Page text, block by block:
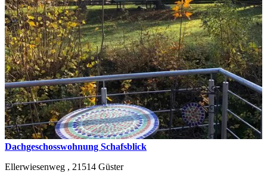
Dachgeschosswohnung Schafsblick
Ellerwiesenweg , 21514 Güster